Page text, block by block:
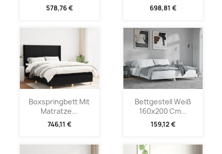
578,76 € 698,81 €
Boxspringbett Mit
Matratze...
746,11 €
Bettgestell Weiß
160x200 Cm...
159,12 €